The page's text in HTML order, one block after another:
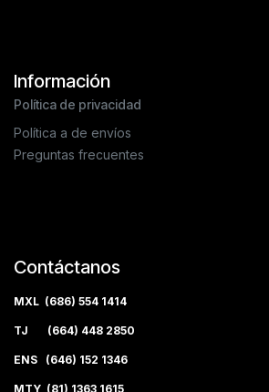
Información
Política de privacidad
Política a de envíos
Preguntas frecuentes
Contáctanos
MXL (686) 554 1414
TJ (664) 448 2850
ENS (646) 152 1346
MTY (81) 1363 1615